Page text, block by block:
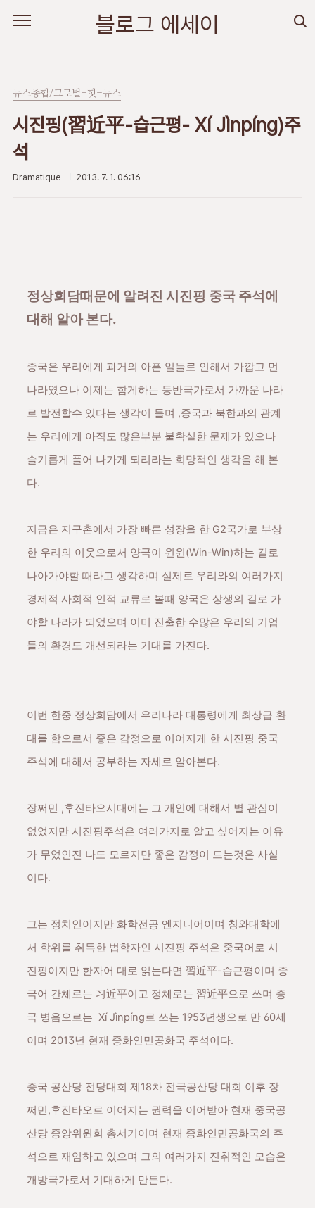
블로그 에세이
뉴스종합/그로벌-핫-뉴스
시진핑(習近平-습근평- Xí Jìnpíng)주
석
Dramatique 2013. 7. 1. 06:16
정상회담때문에 알려진 시진핑 중국 주석에
대해 알아 본다.
중국은 우리에게 과거의 아픈 일들로 인해서 가깝고 먼
나라였으나 이제는 함게하는 동반국가로서 가까운 나라
로 발전할수 있다는 생각이 들며 ,중국과 북한과의 관계
는 우리에게 아직도 많은부분 불확실한 문제가 있으나
슬기롭게 풀어 나가게 되리라는 희망적인 생각을 해 본
다.
지금은 지구촌에서 가장 빠른 성장을 한 G2국가로 부상
한 우리의 이웃으로서 양국이 윈윈(Win-Win)하는 길로
나아가야할 때라고 생각하며 실제로 우리와의 여러가지
경제적 사회적 인적 교류로 볼때 양국은 상생의 길로 가
야할 나라가 되었으며 이미 진출한 수많은 우리의 기업
들의 환경도 개선되라는 기대를 가진다.
이번 한중 정상회담에서 우리나라 대통령에게 최상급 환
대를 함으로서 좋은 감정으로 이어지게 한 시진핑 중국
주석에 대해서 공부하는 자세로 알아본다.
장쩌민 ,후진타오시대에는 그 개인에 대해서 별 관심이
없었지만 시진핑주석은 여러가지로 알고 싶어지는 이유
가 무었인진 나도 모르지만 좋은 감정이 드는것은 사실
이다.
그는 정치인이지만 화학전공 엔지니어이며 칭와대학에
서 학위를 취득한 법학자인 시진핑 주석은 중국어로 시
진핑이지만 한자어 대로 읽는다면 習近平-습근평이며 중
국어 간체로는 习近平이고 정체로는 習近平으로 쓰며 중
국 병음으로는 Xí Jìnpíng로 쓰는 1953년생으로 만 60세
이며 2013년 현재 중화인민공화국 주석이다.
중국 공산당 전당대회 제18차 전국공산당 대회 이후 장
쩌민,후진타오로 이어지는 권력을 이어받아 현재 중국공
산당 중앙위원회 총서기이며 현재 중화인민공화국의 주
석으로 재임하고 있으며 그의 여러가지 진취적인 모습은
개방국가로서 기대하게 만든다.